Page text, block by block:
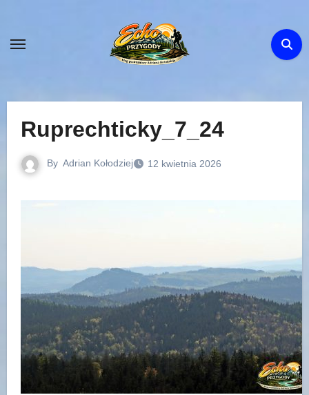
content
Ruprechticky_7_24
By Adrian Kołodziej 12 kwietnia 2026